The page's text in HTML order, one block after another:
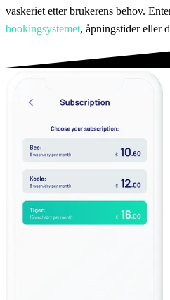
vaskeriet etter brukerens behov.
bookingsystemet, åpningstider eller